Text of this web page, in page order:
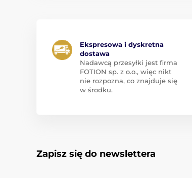
Ekspresowa i dyskretna
dostawa
Nadawcą przesyłki jest firma
FOTION sp. z o.o., więc nikt
nie rozpozna, co znajduje się
w środku.
Zapisz się do newslettera